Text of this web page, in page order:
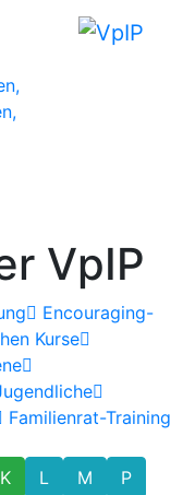
VpIP
Encouraging-
Kurse
Familienrat-Training
K L M
P